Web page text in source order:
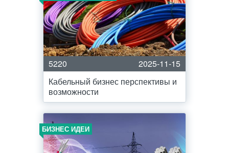
5220
2025-11-15
Кабельный бизнес перспективы и
возможности
БИЗНЕС ИДЕИ